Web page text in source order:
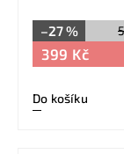
–27 %
399 Kč
Do košíku